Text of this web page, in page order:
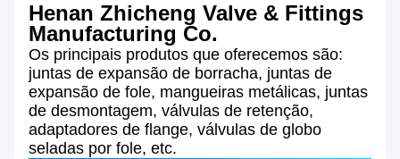
Henan Zhicheng Valve & Fittings
Manufacturing Co.
Os principais produtos que oferecemos são:
juntas de expansão de borracha, juntas de
expansão de fole, mangueiras metálicas, juntas
de desmontagem, válvulas de retenção,
adaptadores de flange, válvulas de globo
seladas por fole, etc.